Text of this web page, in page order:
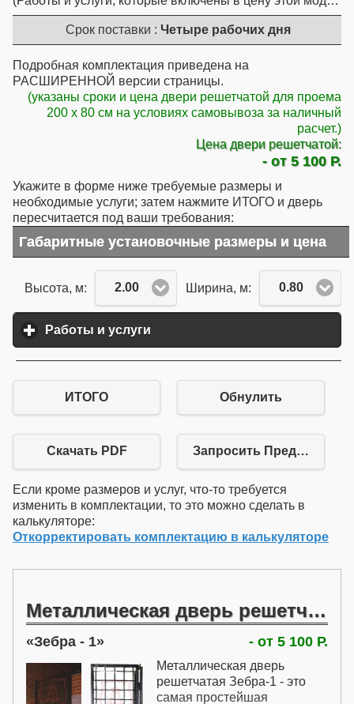
Срок поставки : Четыре рабочих дня
Подробная комплектация приведена на
РАСШИРЕННОЙ версии страницы.
(указаны сроки и цена двери решетчатой для проема
200 x 80 см на условиях самовывоза за наличный
расчет.)
Цена двери решетчатой:
- от 5 100 Р.
Укажите в форме ниже требуемые размеры и
необходимые услуги; затем нажмите ИТОГО и дверь
пересчитается под ваши требования:
Габаритные установочные размеры и цена
Высота, м: 2.00 Ширина, м: 0.80
Работы и услуги
ИТОГО Обнулить
Скачать PDF Запросить
Если кроме размеров и услуг, что-то требуется
изменить в комплектации, то это можно сделать в
калькуляторе:
Откорректировать комплектацию в калькуляторе
Металлическая дверь решетчатая
Зебра - 1 - от 5 100 Р.
Металлическая дверь
решетчатая Зебра-1 - это
самая простейшая